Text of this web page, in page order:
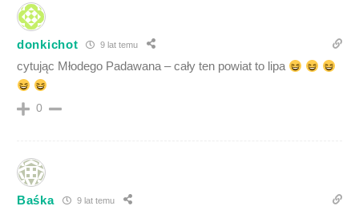
donkichot 9 lat temu
cytując Młodego Padawana – cały ten powiat to lipa
0
Baśka 9 lat temu